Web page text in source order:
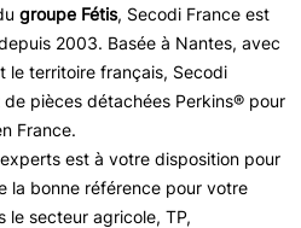
groupe Fétis, Secodi France est
2003. Basée à Nantes, avec
le territoire français, Secodi
pièces détachées Perkins® pour
France.
est à votre disposition pour
la bonne référence pour votre
le secteur agricole, TP,